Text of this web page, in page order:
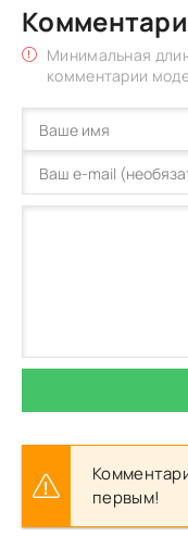
Минимальная
комментарии
первым!